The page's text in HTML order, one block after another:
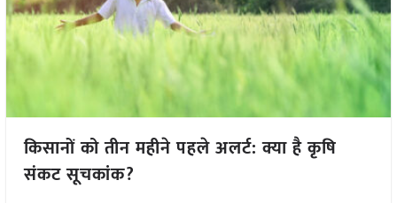
किसानों को तीन महीने पहले अलर्ट: क्या है कृषि
संकट सूचकांक?